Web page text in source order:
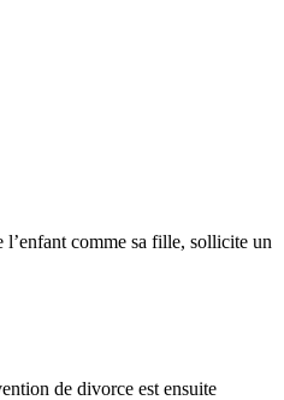
l’enfant comme sa fille, sollicite un
de divorce est ensuite